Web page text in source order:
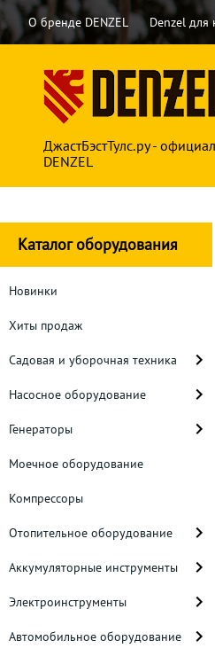
О бренде DENZEL Denzel для
ДжастБэстТулс.ру -
DENZEL
Каталог оборудования
Новинки
Хиты продаж
Садовая и уборочная техника
Насосное оборудование
Генераторы
Моечное оборудование
Компрессоры
Отопительное оборудование
Аккумуляторные инструменты
Электроинструменты
Автомобильное оборудование